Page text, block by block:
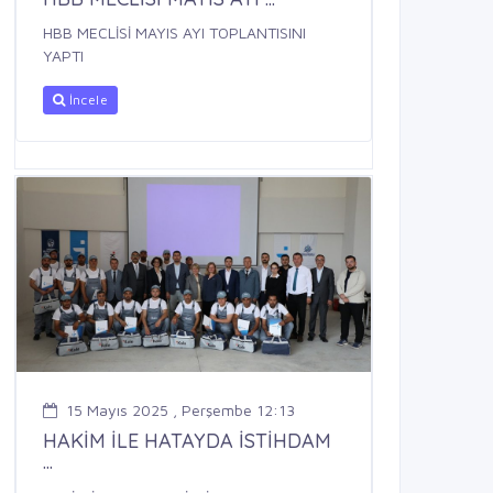
HBB MECLİSİ MAYIS AYI TOPLANTISINI
YAPTI
İncele
15 Mayıs 2025 , Perşembe 12:13
HAKİM İLE HATAYDA İSTİHDAM
...